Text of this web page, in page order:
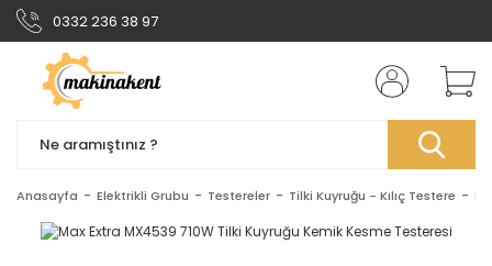
0332 236 38 97
Anasayfa Elektrikli Grubu Testereler Tilki Kuyruğu - Kılıç Testere